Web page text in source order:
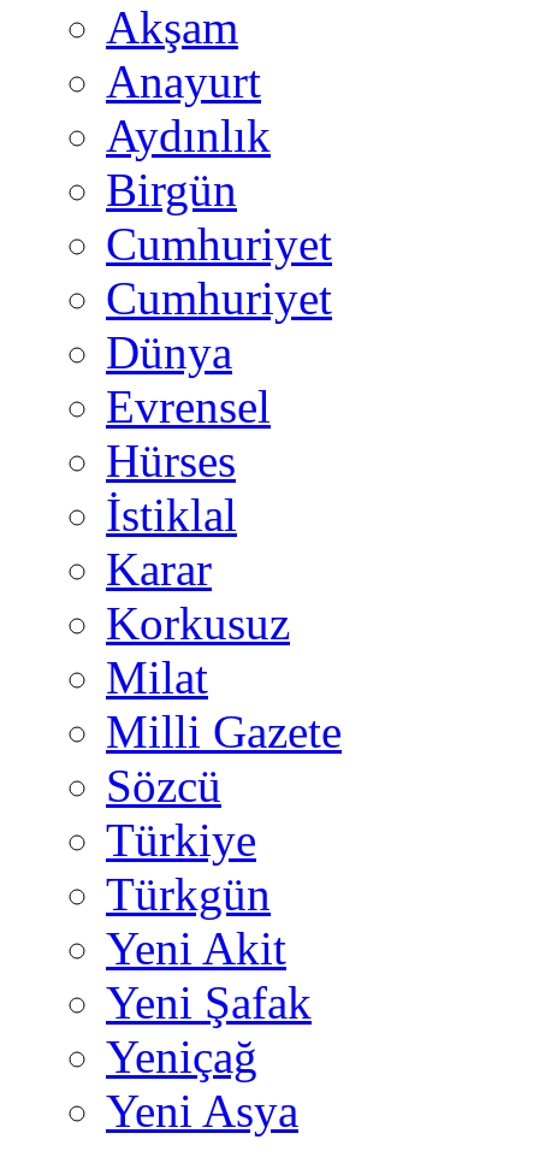
Akşam
Anayurt
Aydınlık
Birgün
Cumhuriyet
Cumhuriyet
Dünya
Evrensel
Hürses
İstiklal
Karar
Korkusuz
Milat
Milli Gazete
Sözcü
Türkiye
Türkgün
Yeni Akit
Yeni Şafak
Yeniçağ
Yeni Asya